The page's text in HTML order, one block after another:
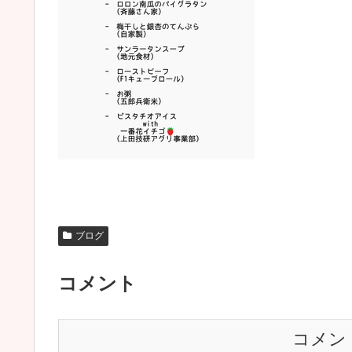
ブログ
コメント
コメン